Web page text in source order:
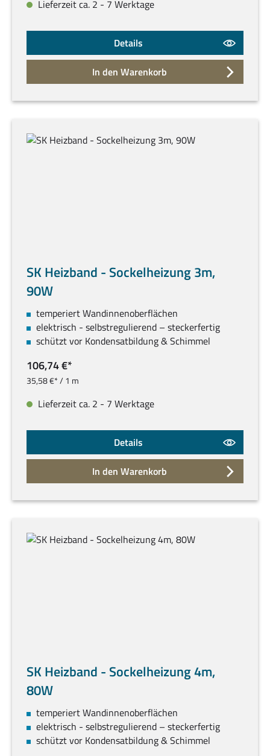
Lieferzeit ca. 2 - 7 Werktage
Details
In den Warenkorb
SK Heizband - Sockelheizung 3m,
90W
temperiert Wandinnenoberflächen
elektrisch - selbstregulierend – steckerfertig
schützt vor Kondensatbildung & Schimmel
106,74 €*
35,58 €* / 1 m
Lieferzeit ca. 2 - 7 Werktage
Details
In den Warenkorb
SK Heizband - Sockelheizung 4m,
80W
temperiert Wandinnenoberflächen
elektrisch - selbstregulierend – steckerfertig
schützt vor Kondensatbildung & Schimmel